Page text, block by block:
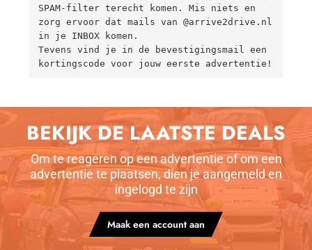
SPAM-filter terecht komen. Mis niets en
zorg ervoor dat mails van @arrive2drive.nl
in je INBOX komen.
Tevens vind je in de bevestigingsmail een
kortingscode voor jouw eerste advertentie!
BEKIJK DE LAATSTE DEALS
Om te reageren op een advertentie of om een
advertentie te plaatsen, dien je aangemeld en
ingelogd te zijn
Maak een account aan